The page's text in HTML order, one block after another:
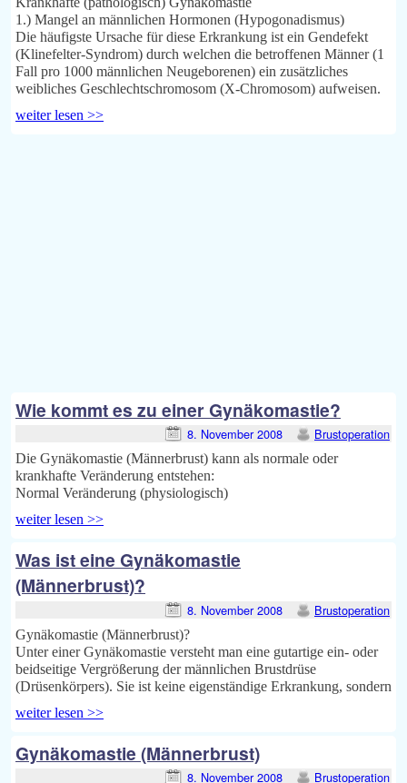
1.) Mangel an männlichen Hormonen (Hypogonadismus)
Die häufigste Ursache für diese Erkrankung ist ein Gendefekt
(Klinefelter-Syndrom) durch welchen die betroffenen Männer (1
Fall pro 1000 männlichen Neugeborenen) ein zusätzliches
weibliches Geschlechtschromosom (X-Chromosom) aufweisen.
weiter lesen >>
Wie kommt es zu einer Gynäkomastie?
8. November 2008 Brustoperation
Die Gynäkomastie (Männerbrust) kann als normale oder
krankhafte Veränderung entstehen:
Normal Veränderung (physiologisch)
weiter lesen >>
Was ist eine Gynäkomastie
(Männerbrust)?
8. November 2008 Brustoperation
Gynäkomastie (Männerbrust)?
Unter einer Gynäkomastie versteht man eine gutartige ein- oder
beidseitige Vergrößerung der männlichen Brustdrüse
(Drüsenkörpers). Sie ist keine eigenständige Erkrankung, sondern
weiter lesen >>
Gynäkomastie (Männerbrust)
8. November 2008 Brustoperation